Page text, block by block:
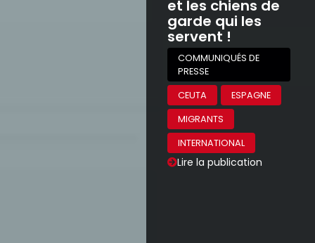
et les chiens de
garde qui les
servent !
COMMUNIQUÉS DE
PRESSE
CEUTA
ESPAGNE
MIGRANTS
INTERNATIONAL
Lire la publication